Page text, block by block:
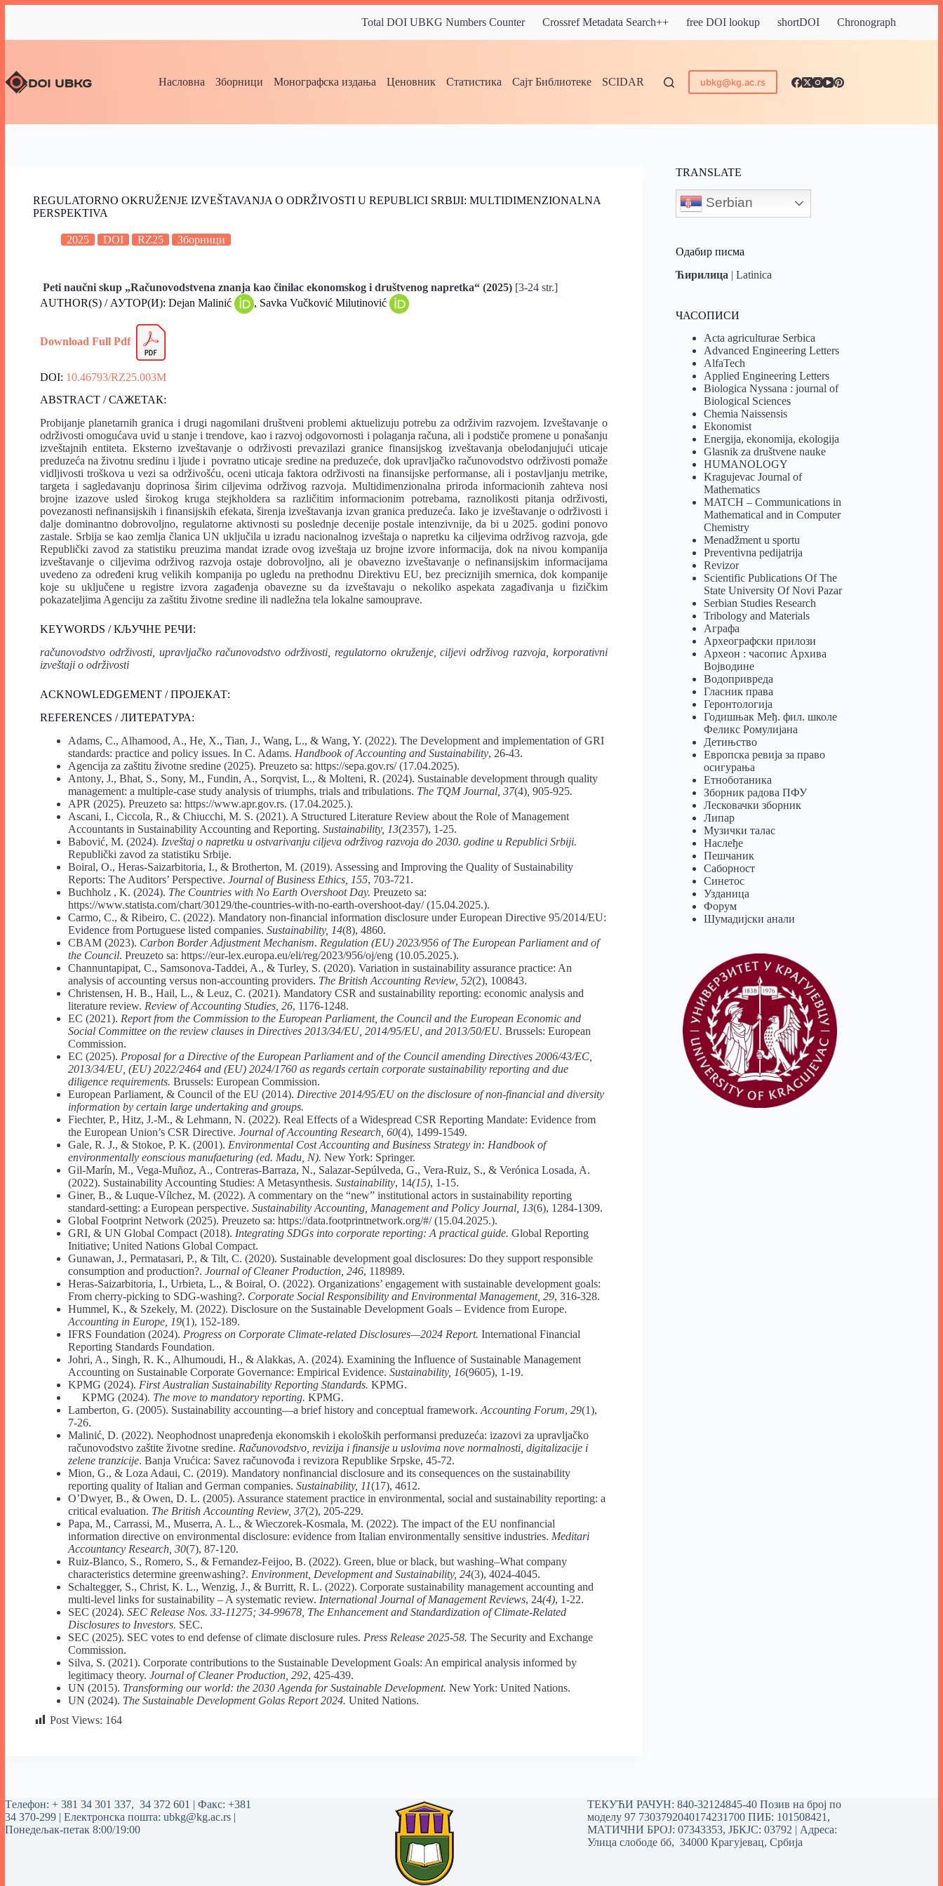
Total DOI UBKG Numbers Counter Crossref Metadata Search++ free DOI lookup shortDOI Chronograph
Насловна Зборници Монографска издања Ценовник Статистика Сајт Библиотеке SCIDAR ubkg@kg.ac.rs
REGULATORNO OKRUŽENJE IZVEŠTAVANJA O ODRŽIVOSTI U REPUBLICI SRBIJI: MULTIDIMENZIONALNA
PERSPEKTIVA
2025 DOI RZ25 Зборници
Peti naučni skup „Računovodstvena znanja kao činilac ekonomskog i društvenog napretka“ (2025) [3-24 str.]
AUTHOR(S) / АУТОР(И): Dejan Malinić
, Savka Vučković Milutinović
Download Full Pdf
DOI: 10.46793/RZ25.003M
ABSTRACT / САЖЕТАК:
Probijanje planetarnih granica i drugi nagomilani društveni problemi aktuelizuju potrebu za održivim razvojem. Izveštavanje o
održivosti omogućava uvid u stanje i trendove, kao i razvoj odgovornosti i polaganja računa, ali i podstiče promene u ponašanju
izveštajnih entiteta. Eksterno izveštavanje o održivosti prevazilazi granice finansijskog izveštavanja obelodanjujući uticaje
preduzeća na životnu sredinu i ljude i povratno uticaje sredine na preduzeće, dok upravljačko računovodstvo održivosti pomaže
vidljivosti troškova u vezi sa održivošću, oceni uticaja faktora održivosti na finansijske performanse, ali i postavljanju metrike,
targeta i sagledavanju doprinosa širim ciljevima održivog razvoja. Multidimenzionalna priroda informacionih zahteva nosi
brojne izazove usled širokog kruga stejkholdera sa različitim informacionim potrebama, raznolikosti pitanja održivosti,
povezanosti nefinansijskih i finansijskih efekata, širenja izveštavanja izvan granica preduzeća. Iako je izveštavanje o održivosti i
dalje dominantno dobrovoljno, regulatorne aktivnosti su poslednje decenije postale intenzivnije, da bi u 2025. godini ponovo
zastale. Srbija se kao zemlja članica UN uključila u izradu nacionalnog izveštaja o napretku ka ciljevima održivog razvoja, gde
Republički zavod za statistiku preuzima mandat izrade ovog izveštaja uz brojne izvore informacija, dok na nivou kompanija
izveštavanje o ciljevima održivog razvoja ostaje dobrovoljno, ali je obavezno izveštavanje o nefinansijskim informacijama
uvedeno za određeni krug velikih kompanija po ugledu na prethodnu Direktivu EU, bez preciznijih smernica, dok kompanije
koje su uključene u registre izvora zagađenja obavezne su da izveštavaju o nekoliko aspekata zagađivanja u fizičkim
pokazateljima Agenciju za zaštitu životne sredine ili nadležna tela lokalne samouprave.
KEYWORDS / КЉУЧНЕ РЕЧИ:
računovodstvo održivosti, upravljačko računovodstvo održivosti, regulatorno okruženje, ciljevi održivog razvoja, korporativni
izveštaji o održivosti
ACKNOWLEDGEMENT / ПРОЈЕКАТ:
REFERENCES / ЛИТЕРАТУРА:
Adams, C., Alhamood, A., He, X., Tian, J., Wang, L., & Wang, Y. (2022). The Development and implementation of GRI
standards: practice and policy issues. In C. Adams. Handbook of Accounting and Sustainability, 26-43.
Agencija za zaštitu životne sredine (2025). Preuzeto sa: https://sepa.gov.rs/ (17.04.2025).
Antony, J., Bhat, S., Sony, M., Fundin, A., Sorqvist, L., & Molteni, R. (2024). Sustainable development through quality
management: a multiple-case study analysis of triumphs, trials and tribulations. The TQM Journal, 37(4) 905-925.
APR (2025). Preuzeto sa: https://www.apr.gov.rs. (17.04.2025.).
Ascani, I., Ciccola, R., & Chiucchi, M. S. (2021). A Structured Literature Review about the Role of Management
Accountants in Sustainability Accounting and Reporting. Sustainability, 13(2357), 1-25.
Babović, M. (2024). Izveštaj o napretku u ostvarivanju ciljeva održivog razvoja do 2030. godine u Republici Srbiji.
Republički zavod za statistiku Srbije.
Boiral, O., Heras-Saizarbitoria, I., & Brotherton, M. (2019). Assessing and Improving the Quality of Sustainability
Reports: The Auditors’ Perspective. Journal of Business Ethics, 155, 703-721.
Buchholz , K. (2024). The Countries with No Earth Overshoot Day. Preuzeto sa:
https://www.statista.com/chart/30129/the-countries-with-no-earth-overshoot-day/ (15.04.2025.).
Carmo, C., & Ribeiro, C. (2022). Mandatory non-financial information disclosure under European Directive 95/2014/EU:
Evidence from Portuguese listed companies. Sustainability, 14(8), 4860.
CBAM (2023). Carbon Border Adjustment Mechanism. Regulation (EU) 2023/956 of The European Parliament and of
the Council. Preuzeto sa: https://eur-lex.europa.eu/eli/reg/2023/956/oj/eng (10.05.2025.).
Channuntapipat, C., Samsonova-Taddei, A., & Turley, S. (2020). Variation in sustainability assurance practice: An
analysis of accounting versus non-accounting providers. The British Accounting Review, 52(2), 100843.
Christensen, H. B., Hail, L., & Leuz, C. (2021). Mandatory CSR and sustainability reporting: economic analysis and
literature review. Review of Accounting Studies, 26, 1176-1248.
EC (2021). Rеport from the Commission to the European Parliament, the Council and the European Economic and
Social Committee on the review clauses in Directives 2013/34/EU, 2014/95/EU, and 2013/50/EU. Brussels: European
Commission.
EC (2025). Proposal for a Directive of the European Parliament and of the Council amending Directives 2006/43/EC,
2013/34/EU, (EU) 2022/2464 and (EU) 2024/1760 as regards certain corporate sustainability reporting and due
diligence requirements. Brussels: European Commission.
European Parliament, & Council of the EU (2014). Directive 2014/95/EU on the disclosure of non-financial and diversity
information by certain large undertaking and groups.
Fiechter, P., Hitz, J.-M., & Lehmann, N. (2022). Real Effects of a Widespread CSR Reporting Mandate: Evidence from
the European Union’s CSR Directive. Journal of Accounting Research, 60(4), 1499-1549.
Gale, R. J., & Stokoe, P. K. (2001). Environmental Cost Accounting and Business Strategy in: Handbook of
environmentally eonscious manufaeturing (ed. Madu, N). New York: Springer.
Gil-Marín, M., Vega-Muñoz, A., Contreras-Barraza, N., Salazar-Sepúlveda, G., Vera-Ruiz, S., & Verónica Losada, A.
(2022). Sustainability Accounting Studies: A Metasynthesis. Sustainability, 14(15), 1-15.
Giner, B., & Luque-Vílchez, M. (2022). A commentary on the “new” institutional actors in sustainability reporting
standard-setting: a European perspective. Sustainability Accounting, Management and Policy Journal, 13(6), 1284-1309.
Global Footprint Network (2025). Preuzeto sa: https://data.footprintnetwork.org/#/ (15.04.2025.).
GRI, & UN Global Compact (2018). Integrating SDGs into corporate reporting: A practical guide. Global Reporting
Initiative; United Nations Global Compact.
Gunawan, J., Permatasari, P., & Tilt, C. (2020). Sustainable development goal disclosures: Do they support responsible
consumption and production?. Journal of Cleaner Production, 246, 118989.
Heras-Saizarbitoria, I., Urbieta, L., & Boiral, O. (2022). Organizations’ engagement with sustainable development goals:
From cherry-picking to SDG-washing?. Corporate Social Responsibility and Environmental Management, 29, 316-328.
Hummel, K., & Szekely, M. (2022). Disclosure on the Sustainable Development Goals – Evidence from Europe.
Accounting in Europe, 19(1), 152-189.
IFRS Foundation (2024). Progress on Corporate Climate-related Disclosures—2024 Report. International Financial
Reporting Standards Foundation.
Johri, A., Singh, R. K., Alhumoudi, H., & Alakkas, A. (2024). Examining the Influence of Sustainable Management
Accounting on Sustainable Corporate Governance: Empirical Evidence. Sustainability, 16(9605), 1-19.
KPMG (2024). First Australian Sustainability Reporting Standards. KPMG.
KPMG (2024). The move to mandatory reporting. KPMG.
Lamberton, G. (2005). Sustainability accounting—a brief history and conceptual framework. Accounting Forum, 29(1),
7-26.
Malinić, D. (2022). Neophodnost unapređenja ekonomskih i ekoloških performansi preduzeća: izazovi za upravljačko
računovodstvo zaštite životne sredine. Računovodstvo, revizija i finansije u uslovima nove normalnosti, digitalizacije i
zelene tranzicije. Banja Vrućica: Savez računovođa i revizora Republike Srpske, 45-72.
Mion, G., & Loza Adaui, C. (2019). Mandatory nonfinancial disclosure and its consequences on the sustainability
reporting quality of Italian and German companies. Sustainability, 11(17), 4612.
O’Dwyer, B., & Owen, D. L. (2005). Assurance statement practice in environmental, social and sustainability reporting: a
critical evaluation. The British Accounting Review, 37(2), 205-229.
Papa, M., Carrassi, M., Muserra, A. L., & Wieczorek-Kosmala, M. (2022). The impact of the EU nonfinancial
information directive on environmental disclosure: evidence from Italian environmentally sensitive industries. Meditari
Accountancy Research, 30(7), 87-120.
Ruiz-Blanco, S., Romero, S., & Fernandez-Feijoo, B. (2022). Green, blue or black, but washing–What company
characteristics determine greenwashing?. Environment, Development and Sustainability, 24(3), 4024-4045.
Schaltegger, S., Christ, K. L., Wenzig, J., & Burritt, R. L. (2022). Corporate sustainability management accounting and
multi-level links for sustainability – A systematic review. International Journal of Management Reviews, 24(4), 1-22.
SEC (2024). SEC Release Nos. 33-11275; 34-99678, The Enhancement and Standardization of Climate-Related
Disclosures to Investors. SEC.
SEC (2025). SEC votes to end defense of climate disclosure rules. Press Release 2025-58. The Security and Exchange
Commission.
Silva, S. (2021). Corporate contributions to the Sustainable Development Goals: An empirical analysis informed by
legitimacy theory. Journal of Cleaner Production, 292, 425-439.
UN (2015). Transforming our world: the 2030 Agenda for Sustainable Development. New York: United Nations.
UN (2024). The Sustainable Development Golas Report 2024. United Nations.
Post Views: 164
TRANSLATE
Serbian
Одабир писма
Ћирилица |Latinica
ЧАСОПИСИ
Acta agriculturae Serbica
Advanced Engineering Letters
AlfaTech
Applied Engineering Letters
Biologica Nyssana : journal of
Biological Sciences
Chemia Naissensis
Ekonomist
Energija, ekonomija, ekologija
Glasnik za društvene nauke
HUMANOLOGY
Kragujevac Journal of
Mathematics
MATCH – Communications in
Mathematical and in Computer
Chemistry
Menadžment u sportu
Preventivna pedijatrija
Revizor
Scientific Publications Of The
State University Of Novi Pazar
Serbian Studies Research
Tribology and Materials
Аграфа
Археографски прилози
Археон : часопис Архива
Војводине
Водопривреда
Гласник права
Геронтологија
Годишњак Међ. фил. школе
Феликс Ромулијана
Детињство
Европска ревија за право
осигурања
Eтноботаника
Зборник радова ПФУ
Лесковачки зборник
Липар
Музички талас
Наслеђе
Пешчаник
Саборност
Синетос
Узданица
Форум
Шумадијски анали
Tелефон: + 381 34 301 337, 34 372 601 | Факс: +381
34 370-299 | Електронска пошта: ubkg@kg.ac.rs |
Понедељак-петак 8:00/19:00
ТЕКУЋИ РАЧУН: 840-32124845-40 Позив на број по
моделу 97 7303792040174231700ПИБ: 101508421,
МАТИЧНИ БРОЈ: 07343353, ЈБКЈС: 03792 | Aдреса:
Улица слободе бб, 34000 Крагујевац, Србија